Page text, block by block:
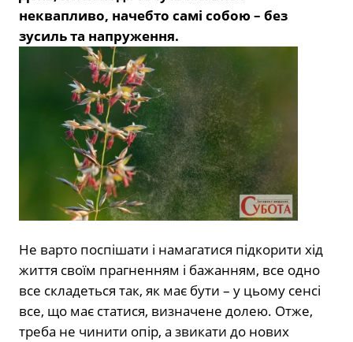
неквапливо, начебто самі собою – без
зусиль та напруження.
Не варто поспішати і намагатися підкорити хід
життя своїм прагненням і бажанням, все одно
все складеться так, як має бути – у цьому сенсі
все, що має статися, визначене долею. Отже,
треба не чинити опір, а звикати до нових